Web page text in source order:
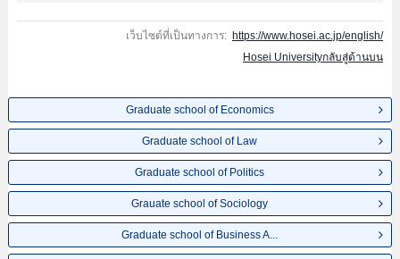
DevelopmentหรือPublic Policy and Social GovernanceหรือCareer
StudiesหรือGraduate School of Sports and Health StudiesหรือInstitute of
Integrated Science and TechnologyหรือInstitute for Solidarity-based Society
ทางเป็นต้นไว้ด้วยดังนั้นขอเชิญใช้บริการค้นหาข้อมูลตามอัธยาศัย
เว็บไซต์ที่เป็นทางการ: https://www.hosei.ac.jp/english/
Hosei Universityกลับสู่ด้านบน
Graduate school of Economics
Graduate school of Law
Graduate school of Politics
Grauate school of Sociology
Graduate school of Business A...